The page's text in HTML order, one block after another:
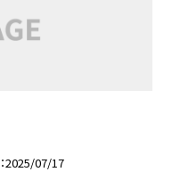
2025/07/17